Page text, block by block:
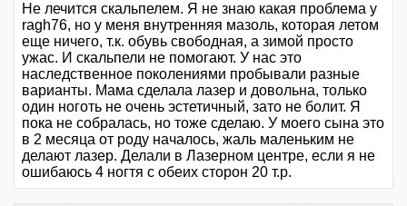
Не лечится скальпелем. Я не знаю какая проблема у
ragh76, но у меня внутренняя мазоль, которая летом
еще ничего, т.к. обувь свободная, а зимой просто
ужас. И скальпели не помогают. У нас это
наследственное поколениями пробывали разные
варианты. Мама сделала лазер и довольна, только
один ноготь не очень эстетичный, зато не болит. Я
пока не собралась, но тоже сделаю. У моего сына это
в 2 месяца от роду началось, жаль маленьким не
делают лазер. Делали в Лазерном центре, если я не
ошибаюсь 4 ногтя с обеих сторон 20 т.р.